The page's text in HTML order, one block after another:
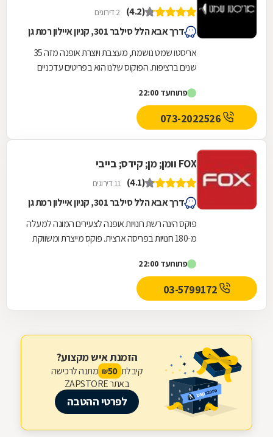
(4.2) 2 דירוגים
דרך אבא הלל סילבר 301, קניון איילון רמת גן
אריסטו שמט נושמת, מעצבת ויוצרת אופנה מזה 35
שנים ברציפות. הפוקוס שלנו הוא בפריטים עדכניים
שלנו...
פתוחעד 22:00
FOX וומן; מן; קידס; בייבי
(4.1) 11 דירוגים
דרך אבא הלל סילבר 301, קניון איילון רמת גן
פוקס הינה רשת חנויות אופנה לצעירים המונה למעלה
מ-180 חנויות בפריסה ארצית. פוקס מייצרת ומשווקת
פתוחעד 22:00
03-5799172
הזמנת איש מקצוע?
קיבלת 50
₪ מתנה לרכישה
באתר ZAPSTORE
לפרטי ההטבה